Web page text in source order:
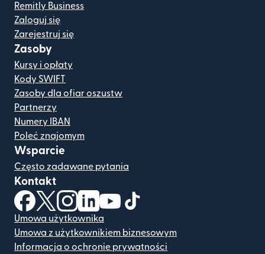
Remitly Business
Zaloguj się
Zarejestruj się
Zasoby
Kursy i opłaty
Kody SWIFT
Zasoby dla ofiar oszustw
Partnerzy
Numery IBAN
Poleć znajomym
Wsparcie
Często zadawane pytania
Kontakt
(otwiera się w nowym oknie)
(otwiera się w nowym oknie)
(otwiera się w nowym oknie)
(otwiera się w nowym oknie)
(otwiera się w nowym oknie)
Umowa użytkownika
Umowa z użytkownikiem biznesowym
Informacja o ochronie prywatności